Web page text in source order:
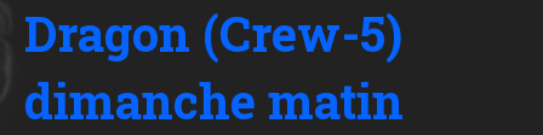
Dragon (Crew-5)
dimanche matin